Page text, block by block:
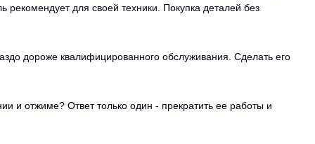
для своей техники. Покупка деталей без
дороже квалифицированного обслуживания. Сделать его
и отжиме? Ответ только один - прекратить ее работы и